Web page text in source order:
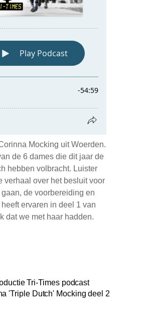
Mocking uit Woerden.
de 6 dames die dit jaar de
hebben volbracht. Luister
verhaal over het besluit voor
de voorbereiding en
heeft ervaren in deel 1 van
dat we met haar hadden.
Tri-Times podcast
'Triple Dutch' Mocking deel 2